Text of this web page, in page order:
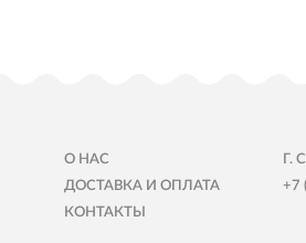
О НАС
ДОСТАВКА И ОПЛАТА
КОНТАКТЫ
Г.
+7